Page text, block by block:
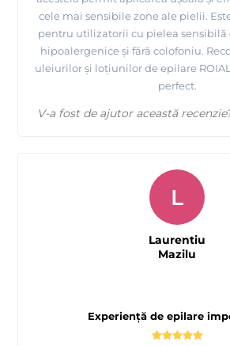
cele mai sensibile zone ale pielii.
pentru utilizatorii cu pielea
hipoalergenice și fără colofoniu.
uleiurilor și loțiunilor de epilare
perfect.
V-a fost de ajutor această
Experiență de epilare
L
Laurentiu
Mazilu